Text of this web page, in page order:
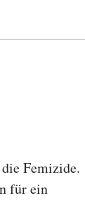
Femizide.
für ein